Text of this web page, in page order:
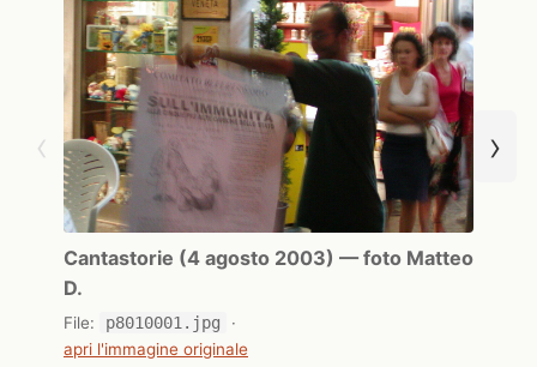
‹
Cantastorie (4 agosto 2003) — foto Matteo
D.
File: p8010001.jpg
·
apri l'immagine originale
›